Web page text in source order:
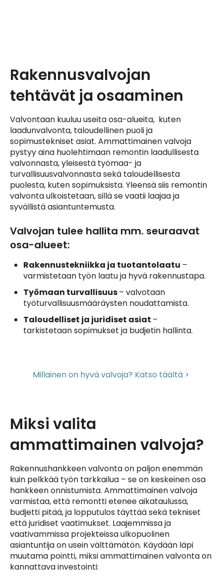
Rakennusvalvojan
tehtävät ja osaaminen
Valvontaan kuuluu useita osa-alueita, kuten
laadunvalvonta, taloudellinen puoli ja
sopimustekniset asiat. Ammattimainen valvoja
pystyy aina huolehtimaan remontin laadullisesta
valvonnasta, yleisestä työmaa- ja
turvallisuusvalvonnasta sekä taloudellisesta
puolesta, kuten sopimuksista. Yleensä siis remontin
valvonta ulkoistetaan, sillä se vaatii laajaa ja
syvällistä asiantuntemusta.
Valvojan tulee hallita mm. seuraavat
osa-alueet:
Rakennustekniikka ja tuotantolaatu –
varmistetaan työn laatu ja hyvä rakennustapa.
Työmaan turvallisuus– valvotaan
työturvallisuusmääräysten noudattamista.
Taloudelliset ja juridiset asiat –
tarkistetaan sopimukset ja budjetin hallinta.
Millainen on hyvä valvoja? Katso täältä >
Miksi valita
ammattimainen valvoja?
Rakennushankkeen valvonta on paljon enemmän
kuin pelkkää työn tarkkailua – se on keskeinen osa
hankkeen onnistumista. Ammattimainen valvoja
varmistaa, että remontti etenee aikataulussa,
budjetti pitää, ja lopputulos täyttää sekä tekniset
että juridiset vaatimukset. Laajemmissa ja
vaativammissa projekteissa ulkopuolinen
asiantuntija on usein välttämätön. Käydään läpi
muutama pointti, miksi ammattimainen valvonta on
kannattava investointi: